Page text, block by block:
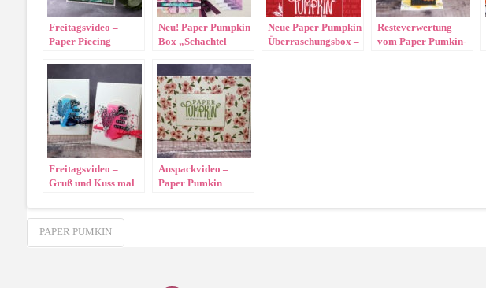
Freitagsvideo –
Paper Piecing
Neu! Paper Pumpkin
Box „Schachtel
Neue Paper Pumpkin
Überraschungsbox –
Resteverwertung
vom Paper Pumkin-
Freitagsvideo –
Gruß und Kuss mal
Auspackvideo –
Paper Pumkin
Shelli“ !!! SPOILER
PAPER PUMKIN